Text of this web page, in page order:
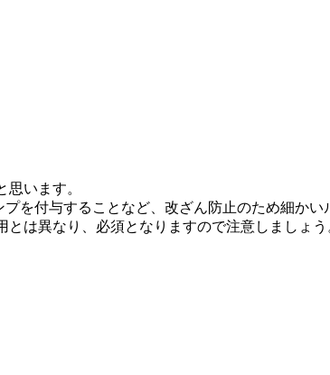
います。
を付与することなど、改ざん防止のため細かい
は異なり、必須となりますので注意しましょう